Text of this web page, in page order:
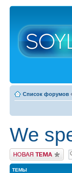
Список форумов ‹
We
Новая тема
ТЕМЫ